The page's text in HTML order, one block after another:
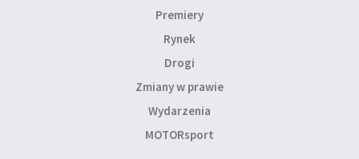
Premiery
Rynek
Drogi
Zmiany w prawie
Wydarzenia
MOTORsport